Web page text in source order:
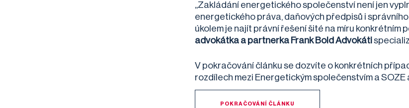
„Zakládání energetického společenství není jen
energetického práva, daňových předpisů i
úkolem je najít právní řešení šité na míru konkrétním
advokátka a partnerka Frank Bold Advokáti
V pokračování článku se dozvíte o konkrétních
rozdílech mezi Energetickým společenstvím a SOZE
POKRAČOVÁNÍ ČLÁNKU